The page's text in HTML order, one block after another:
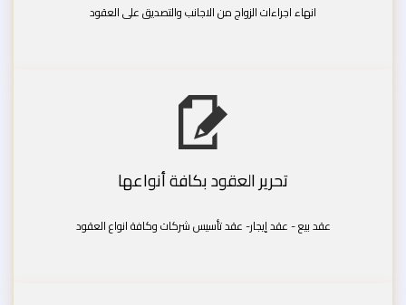
انهاء اجراءات الزواج من الاجانب والتصديق على العقود
تحرير العقود بكافة أنواعها
عقد بيع - عقد إيجار- عقد تأسيس شركات وكافة انواع العقود